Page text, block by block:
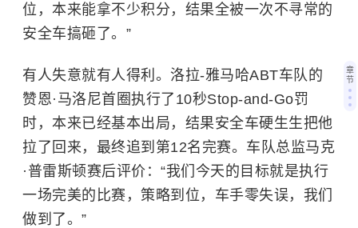
位，本来能拿不少积分，结果全被一次不寻常的
安全车搞砸了。”
有人失意就有人得利。洛拉-雅马哈ABT车队的
赞恩·马洛尼首圈执行了10秒Stop-and-Go罚
时，本来已经基本出局，结果安全车硬生生把他
拉了回来，最终追到第12名完赛。车队总监马克
·普雷斯顿赛后评价：“我们今天的目标就是执行
一场完美的比赛，策略到位，车手零失误，我们
做到了。”
章
节